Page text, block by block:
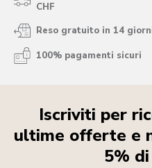
CHF
Reso gratuito in 14
100% pagamenti sicuri
Iscriviti per
ultime offerte e
5%